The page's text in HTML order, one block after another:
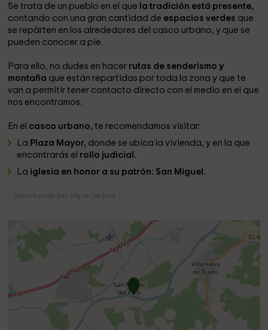
Se trata de un pueblo en el que la tradición está presente,
contando con una gran cantidad de espacios verdes que
se repàrten en los alrededores del casco urbano, y que se
pueden conocer a pie.
Para ello, no dudes en hacer rutas de senderismo y
montaña que están repartidas por toda la zona y que te
van a permitir tener contacto directo con el medio en el que
nos encontramos.
En el casco urbano, te recomendamos visitar:
La Plaza Mayor, donde se ubica la vivienda, y en la que
encontrarás el rollo judicial.
La iglesia en honor a su patrón: San Miguel.
Casas Rurales San Miguel Del Pino